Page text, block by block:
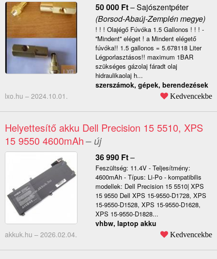
50 000 Ft–Sajószentpéter
(Borsod-Abaúj-Zemplén megye)
! ! ! Olajégő Fúvóka 1.5 Gallonos ! ! ! -
''Mindent'' eléget ! a Mindent elégető
fúvóka!! 1.5 gallonos = 5.678118 Liter
Légporlasztásos!! maximum 1BAR
szükséges gázolaj fáradt olaj
hidraulikaolaj h...
szerszámok, gépek, berendezések
lxo.hu – 2024.10.01. Kedvencekbe
Helyettesítő akku Dell Precision 15 5510, XPS
15 9550 4600mAh– új
36 990 Ft–
Feszültség: 11.4V - Teljesítmény:
4600mAh - Típus: Li-Po - kompatibilis
modellek: Dell Precision 15 5510| XPS
15 9550 Dell XPS 15-9550-D1728, XPS
15-9550-D1528, XPS 15-9550-D1628,
XPS 15-9550-D1828...
vhbw, laptop akku
akkuk.hu – 2026.02.04. Kedvencekbe